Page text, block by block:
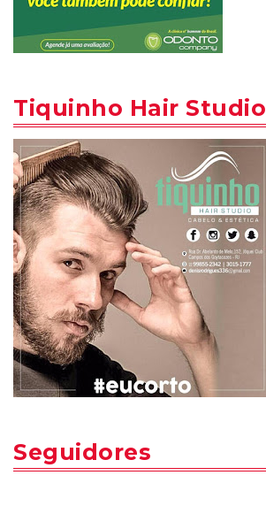
Tiquinho Hair Studio
Seguidores